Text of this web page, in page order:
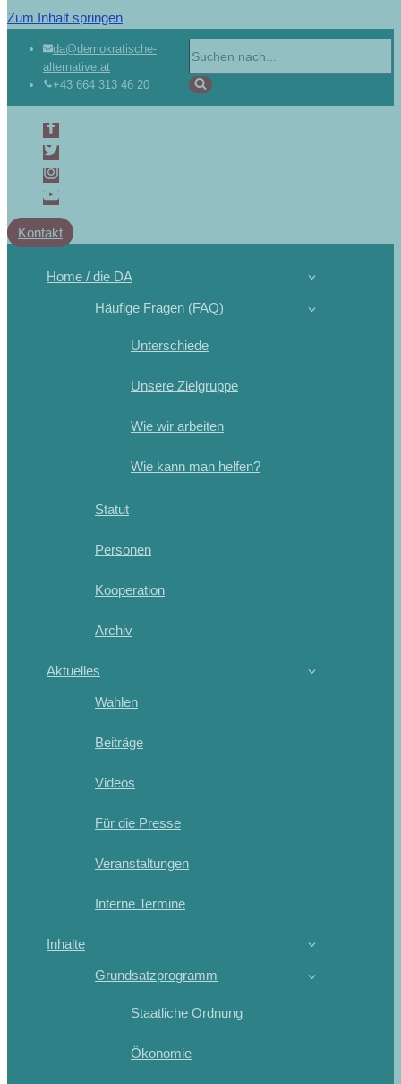
Zum Inhalt springen
da@demokratische-
alternative.at
+43 664 313 46 20
Kontakt
Home / die DA
Häufige Fragen (FAQ)
Unterschiede
Unsere Zielgruppe
Wie wir arbeiten
Wie kann man helfen?
Statut
Personen
Kooperation
Archiv
Aktuelles
Wahlen
Beiträge
Videos
Für die Presse
Veranstaltungen
Interne Termine
Inhalte
Grundsatzprogramm
Staatliche Ordnung
Ökonomie